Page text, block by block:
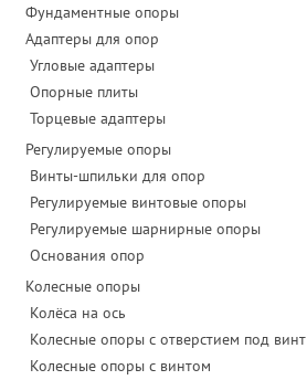
Фундаментные опоры
Адаптеры для опор
Угловые адаптеры
Опорные плиты
Торцевые адаптеры
Регулируемые опоры
Винты-шпильки для опор
Регулируемые винтовые опоры
Регулируемые шарнирные опоры
Основания опор
Колесные опоры
Колёса на ось
Колесные опоры с отверстием под винт
Колесные опоры с винтом